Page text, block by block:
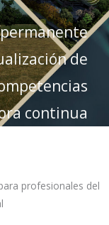
de
continua
profesionales del